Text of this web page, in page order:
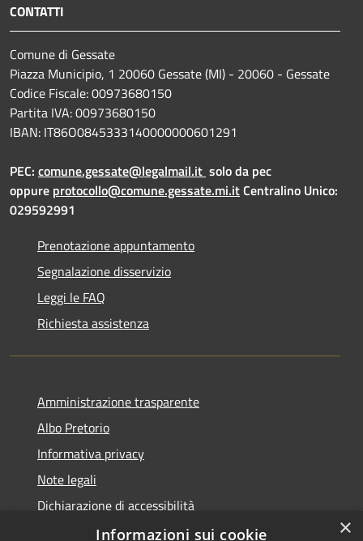
CONTATTI
Comune di Gessate
Piazza Municipio, 1 20060 Gessate (MI) - 20060 - Gessate
Codice Fiscale: 00973680150
Partita IVA: 00973680150
IBAN: IT86O0845333140000000601291
PEC: comune.gessate@legalmail.it solo da pec
oppure protocollo@comune.gessate.mi.itCentralino Unico:
029592991
Prenotazione appuntamento
Segnalazione disservizio
Leggi le FAQ
Richiesta assistenza
Amministrazione trasparente
Albo Pretorio
Informativa privacy
Note legali
Dichiarazione di accessibilità
Dichiarazione di accessibilità dal 2025
×
Informazioni sui cookie